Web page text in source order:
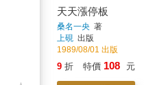
天天漲停板
桑名一央著
上硯 出版
1989/08/01 出版
9 折 特價 108 元